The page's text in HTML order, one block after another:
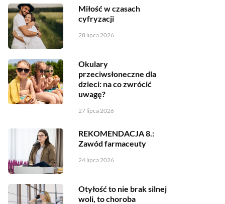
Miłość w czasach
cyfryzacji
28 lipca 2026
Okulary
przeciwsłoneczne dla
dzieci: na co zwrócić
uwagę?
27 lipca 2026
REKOMENDACJA 8.:
Zawód farmaceuty
24 lipca 2026
Otyłość to nie brak silnej
woli, to choroba